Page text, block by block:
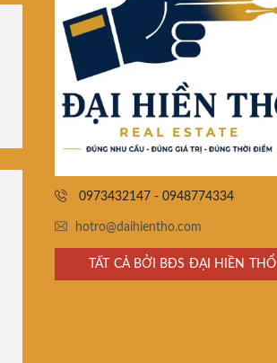
0973432147 - 0948774334
hotro@daihientho.com
TẤT CẢ BỞI BĐS ĐẠI HIỀN THỔ